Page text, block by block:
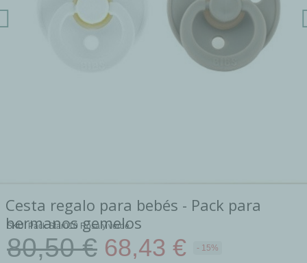
Cesta regalo para bebés - Pack para
hermanos gemelos
SKU Pack Star010 Rosa y verde
80,50 € 68,43 € - 15%